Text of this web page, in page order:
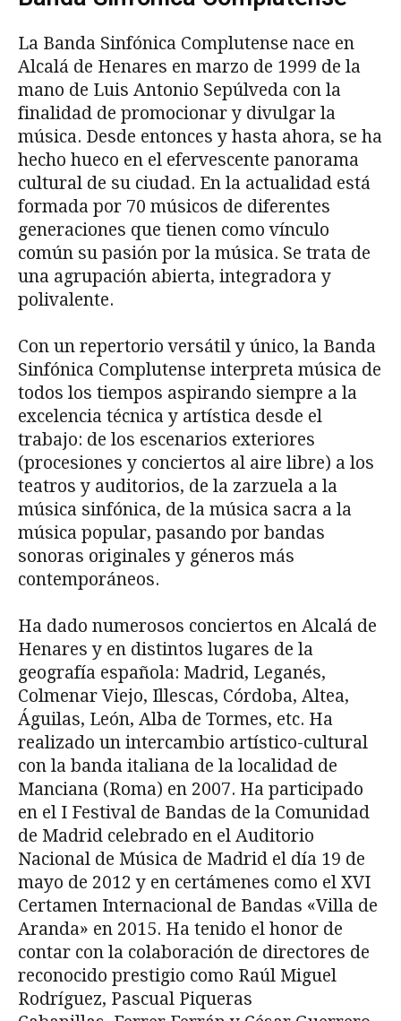
La Banda Sinfónica Complutense nace en
Alcalá de Henares en marzo de 1999 de la
mano de Luis Antonio Sepúlveda con la
finalidad de promocionar y divulgar la
música. Desde entonces y hasta ahora, se ha
hecho hueco en el efervescente panorama
cultural de su ciudad. En la actualidad está
formada por 70 músicos de diferentes
generaciones que tienen como vínculo
común su pasión por la música. Se trata de
una agrupación abierta, integradora y
polivalente.
Con un repertorio versátil y único, la Banda
Sinfónica Complutense interpreta música de
todos los tiempos aspirando siempre a la
excelencia técnica y artística desde el
trabajo: de los escenarios exteriores
(procesiones y conciertos al aire libre) a los
teatros y auditorios, de la zarzuela a la
música sinfónica, de la música sacra a la
música popular, pasando por bandas
sonoras originales y géneros más
contemporáneos.
Ha dado numerosos conciertos en Alcalá de
Henares y en distintos lugares de la
geografía española: Madrid, Leganés,
Colmenar Viejo, Illescas, Córdoba, Altea,
Águilas, León, Alba de Tormes, etc. Ha
realizado un intercambio artístico-cultural
con la banda italiana de la localidad de
Manciana (Roma) en 2007. Ha participado
en el I Festival de Bandas de la Comunidad
de Madrid celebrado en el Auditorio
Nacional de Música de Madrid el día 19 de
mayo de 2012 y en certámenes como el XVI
Certamen Internacional de Bandas «Villa de
Aranda» en 2015. Ha tenido el honor de
contar con la colaboración de directores de
reconocido prestigio como Raúl Miguel
Rodríguez, Pascual Piqueras